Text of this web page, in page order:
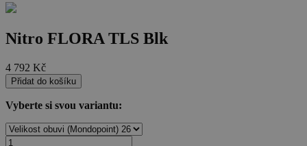
Nitro FLORA TLS Blk
4 792 Kč
Přidat do košíku
Vyberte si svou variantu: